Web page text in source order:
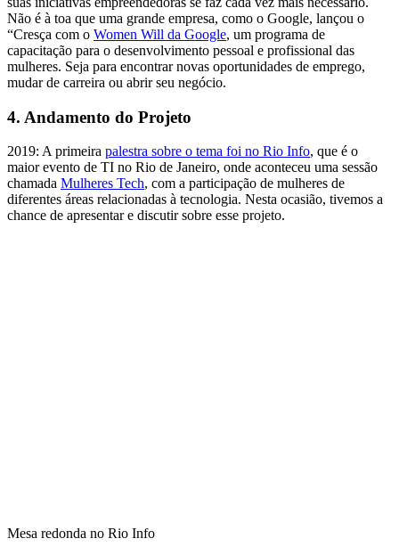
Não é à toa que uma grande empresa, como o Google, lançou o
“Cresça com o Women Will da Google, um programa de
capacitação para o desenvolvimento pessoal e profissional das
mulheres. Seja para encontrar novas oportunidades de emprego,
mudar de carreira ou abrir seu negócio.
4. Andamento do Projeto
2019: A primeira palestra sobre o tema foi no Rio Info, que é o
maior evento de TI no Rio de Janeiro, onde aconteceu uma sessão
chamada Mulheres Tech, com a participação de mulheres de
diferentes áreas relacionadas à tecnologia. Nesta ocasião, tivemos a
chance de apresentar e discutir sobre esse projeto.
Mesa redonda no Rio Info